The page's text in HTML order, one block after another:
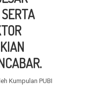
Kumpulan PUBI